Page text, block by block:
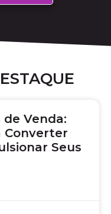
de Venda:
Converter
Seus